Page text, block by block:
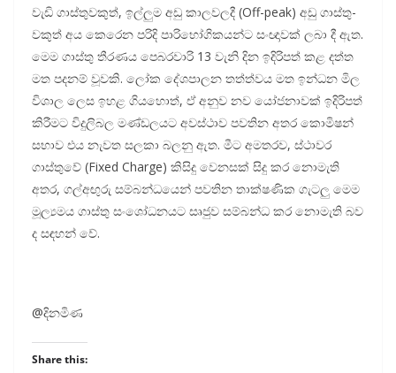
වැඩි ගාස්තු­ව­කුත්, ඉල්ලුම අඩු කාල­ව­ලදී (Off-peak) අඩු ගාස්තු­
ව­කුත් අය කෙරෙන පරිදි පාරි­භෝ­ගි­ක­යන්ට සංඥා­වක් ලබා දී ඇත.
මෙම ගාස්තු තීර­ණය පෙබ­ර­වාරි 13 වැනි දින ඉදි­රි­පත් කළ දත්ත
මත පද­නම් වූවකි. ලෝක දේශ­පා­ලන තත්ත්වය මත ඉන්ධන මිල
විශාල ලෙස ඉහළ ගිය­හොත්, ඒ අනුව නව යෝජ­නා­වක් ඉදි­රි­පත්
කිරී­මට විදු­ලි­බල මණ්ඩ­ල­යට අව­ස්ථාව පව­තින අතර කොමි­ෂන්
සභාව එය නැවත සලකා බලනු ඇත. මීට අම­ත­රව, ස්ථාවර
ගාස්තුවේ (Fixed Charge) කිසිදු වෙන­සක් සිදු කර නොමැති
අතර, ගල්අ­ඟුරු සම්බ­න්ධ­යෙන් පව­තින තාක්ෂ­ණික ගැටලු මෙම
මූල්‍ය­මය ගාස්තු සංශෝ­ධ­න­යට සෘජුව සම්බන්ධ කර නොමැති බව
ද සඳ­හන් වේ.
@දිනමිණ
Share this: